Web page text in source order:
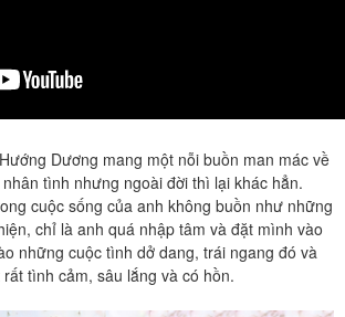
Dương mang một nỗi buồn man mác về
tình nhưng ngoài đời thì lại khác hẳn.
cuộc sống của anh không buồn như những
chỉ là anh quá nhập tâm và đặt mình vào
những cuộc tình dở dang, trái ngang đó và
tình cảm, sâu lắng và có hồn.